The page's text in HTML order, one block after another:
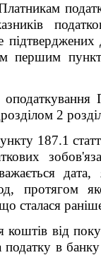
першим
2
187.1
протягом
сталася
коштів від
податку в